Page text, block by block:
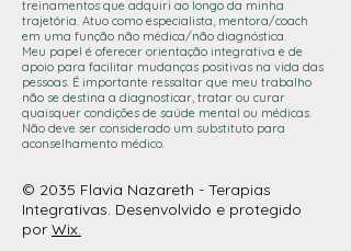
treinamentos que adquiri ao longo da minha
trajetória. Atuo como especialista, mentora/coach
em uma função não médica/não diagnóstica.
Meu papel é oferecer orientação integrativa e de
apoio para facilitar mudanças positivas na vida das
pessoas. É importante ressaltar que meu trabalho
não se destina a diagnosticar, tratar ou curar
quaisquer condições de saúde mental ou médicas.
Não deve ser considerado um substituto para
aconselhamento médico.
© 2035 Flavia Nazareth - Terapias
Integrativas. Desenvolvido e protegido
por Wix.